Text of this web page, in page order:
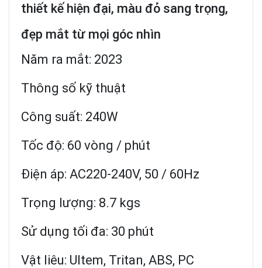
thiết kế hiện đại, màu đỏ sang trọng,
đẹp mắt từ mọi góc nhìn
Năm ra mắt: 2023
Thông số kỹ thuật
Công suất: 240W
Tốc độ: 60 vòng / phút
Điện áp: AC220-240V, 50 / 60Hz
Trọng lượng: 8.7 kgs
Sử dụng tối đa: 30 phút
Vật liêu: Ultem, Tritan, ABS, PC